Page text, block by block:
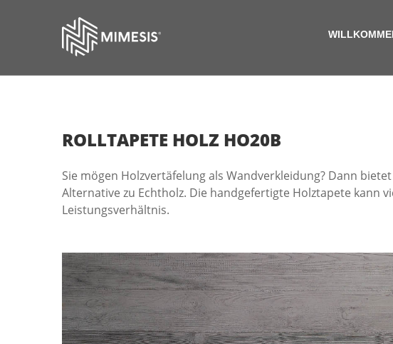
ROLLTAPETE HOLZ HO20B
Sie mögen Holzvertäfelung als Wandverkleidung? Dann
Alternative zu Echtholz. Die handgefertigte Holztapete kann
Leistungsverhältnis.